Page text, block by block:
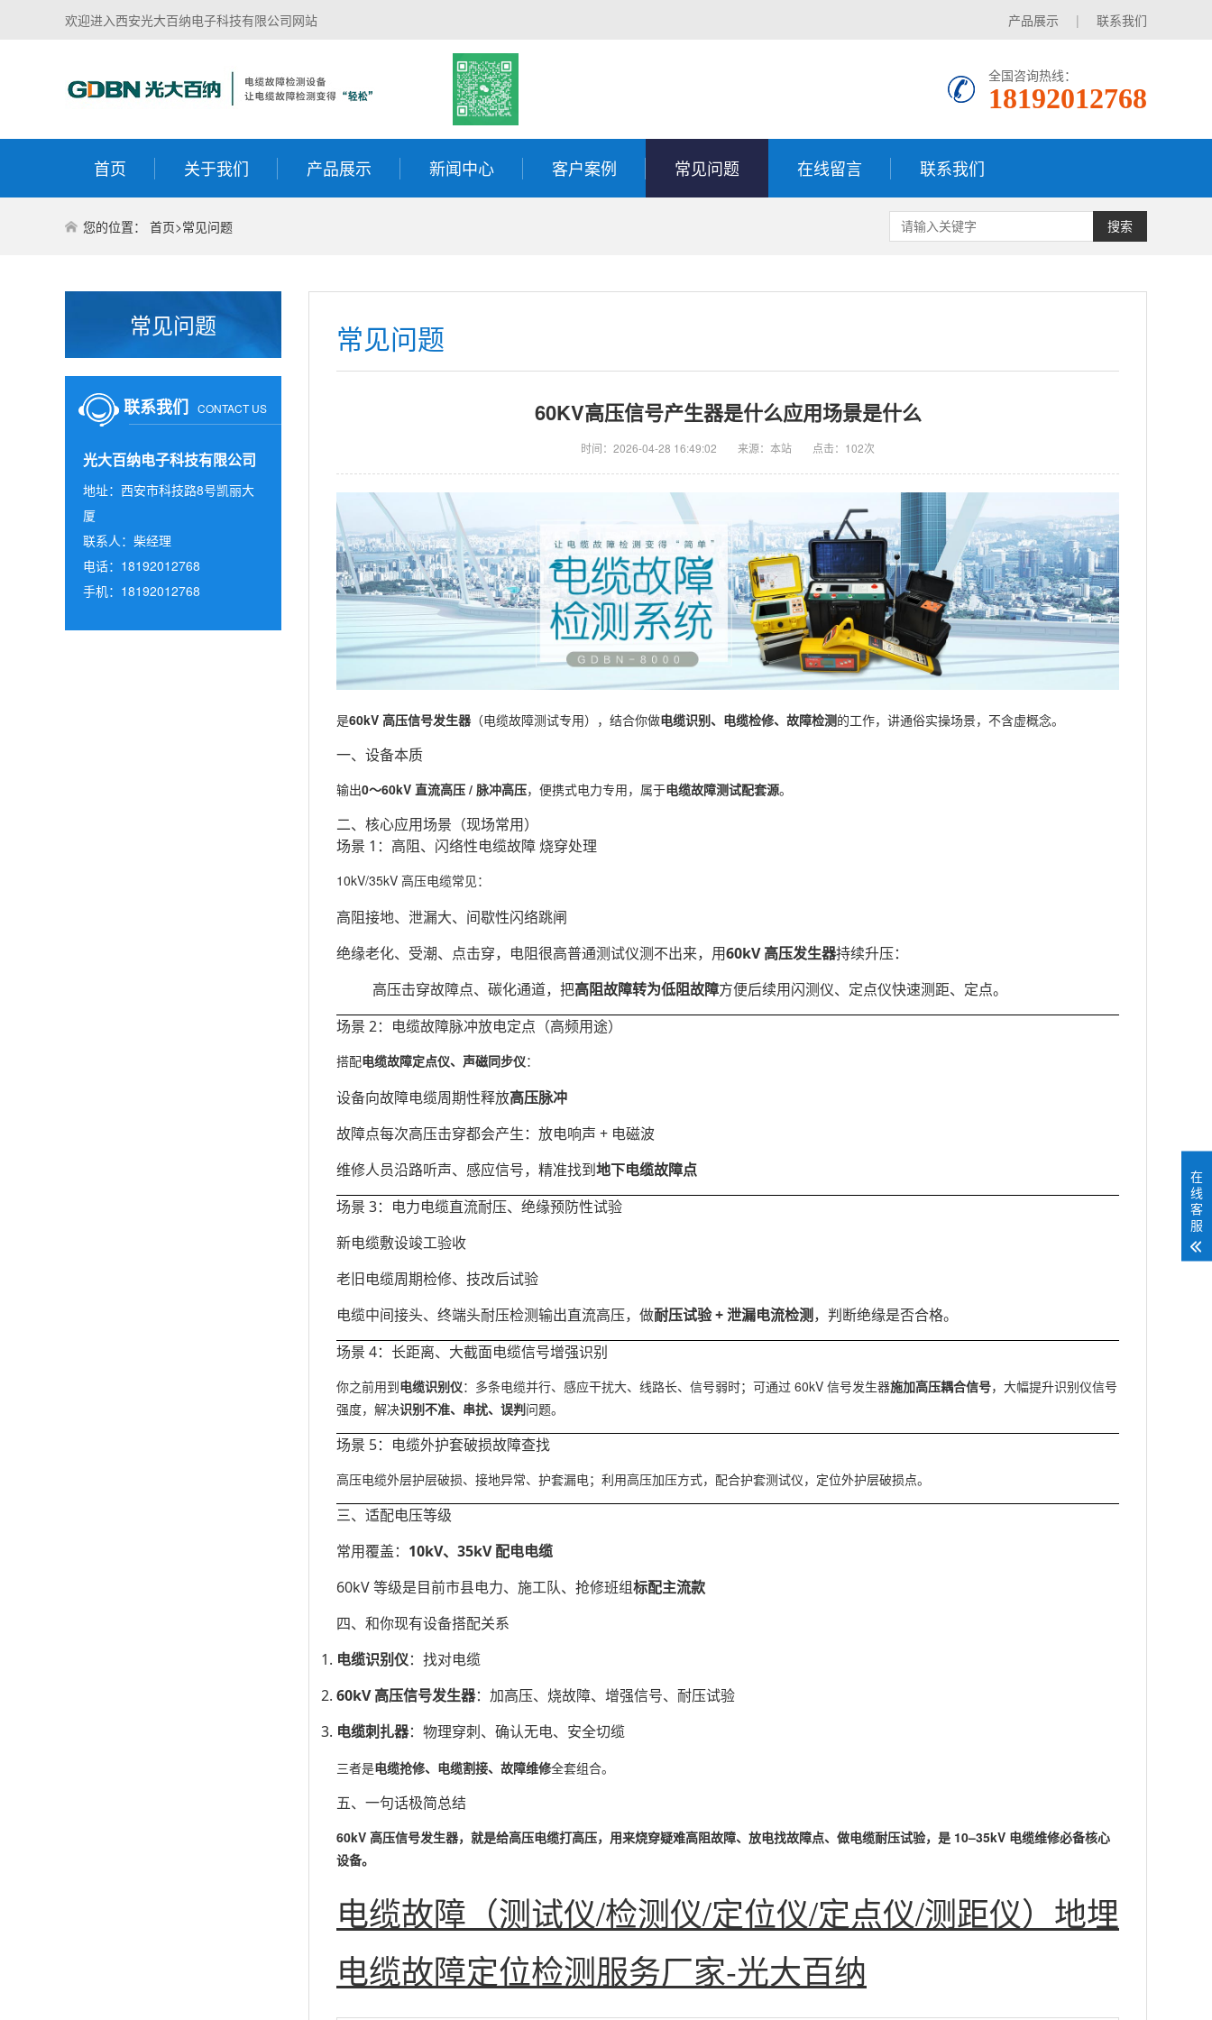
产品展示 | 联系我们
欢迎进入西安光大百纳电子科技有限公司网站
全国咨询热线：
18192012768
首页 关于我们 产品展示 新闻中心 客户案例 常见问题 在线留言 联系我们
搜索
您的位置： 首页>常见问题
常见问题
联系我们 CONTACT US
光大百纳电子科技有限公司
地址：西安市科技路8号凯丽大
厦
联系人：柴经理
电话：18192012768
手机：18192012768
常见问题
60KV高压信号产生器是什么应用场景是什么
时间：2026-04-28 16:49:02 来源：本站 点击：102次
是60kV 高压信号发生器（电缆故障测试专用），结合你做电缆识别、电缆检修、故障检测的工作，讲通俗实操场景，不含虚概念。
一、设备本质
输出0～60kV 直流高压 / 脉冲高压，便携式电力专用，属于电缆故障测试配套源。
二、核心应用场景（现场常用）
场景 1：高阻、闪络性电缆故障 烧穿处理
10kV/35kV 高压电缆常见：
高阻接地、泄漏大、间歇性闪络跳闸
绝缘老化、受潮、点击穿，电阻很高普通测试仪测不出来，用60kV 高压发生器持续升压：
高压击穿故障点、碳化通道，把高阻故障转为低阻故障方便后续用闪测仪、定点仪快速测距、定点。
场景 2：电缆故障脉冲放电定点（高频用途）
搭配电缆故障定点仪、声磁同步仪：
设备向故障电缆周期性释放高压脉冲
故障点每次高压击穿都会产生：放电响声 + 电磁波
维修人员沿路听声、感应信号，精准找到地下电缆故障点
场景 3：电力电缆直流耐压、绝缘预防性试验
新电缆敷设竣工验收
老旧电缆周期检修、技改后试验
电缆中间接头、终端头耐压检测输出直流高压，做耐压试验 + 泄漏电流检测，判断绝缘是否合格。
场景 4：长距离、大截面电缆信号增强识别
你之前用到电缆识别仪：多条电缆并行、感应干扰大、线路长、信号弱时；可通过 60kV 信号发生器施加高压耦合信号，大幅提升识别仪信号
强度，解决识别不准、串扰、误判问题。
场景 5：电缆外护套破损故障查找
高压电缆外层护层破损、接地异常、护套漏电；利用高压加压方式，配合护套测试仪，定位外护层破损点。
三、适配电压等级
常用覆盖： 10kV、35kV 配电电缆
60kV 等级是目前市县电力、施工队、抢修班组标配主流款
四、和你现有设备搭配关系
电缆识别仪：找对电缆
60kV 高压信号发生器：加高压、烧故障、增强信号、耐压试验
电缆刺扎器：物理穿刺、确认无电、安全切缆
三者是电缆抢修、电缆割接、故障维修全套组合。
五、一句话极简总结
60kV 高压信号发生器，就是给高压电缆打高压，用来烧穿疑难高阻故障、放电找故障点、做电缆耐压试验，是 10–35kV 电缆维修必备核心
设备。
电缆故障（测试仪/检测仪/定位仪/定点仪/测距仪）地埋
电缆故障定位检测服务厂家-光大百纳
在
线
客
服